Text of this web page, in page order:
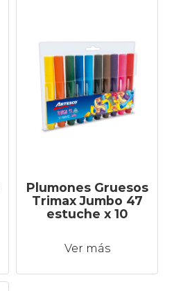
Plumones Gruesos
Trimax Jumbo 47
estuche x 10
Ver más